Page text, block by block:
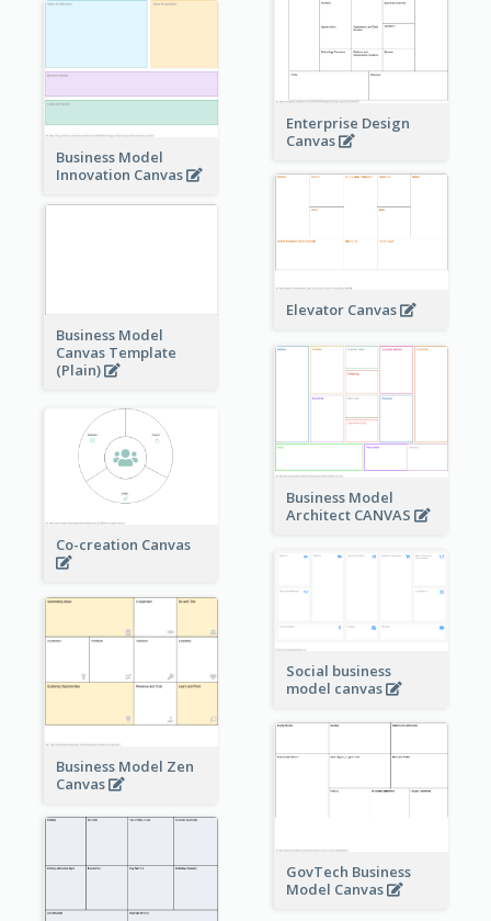
Enterprise Design
Canvas
Business Model
Innovation Canvas
Elevator Canvas
Business Model
Canvas Template
(Plain)
Business Model
Architect CANVAS
Co-creation Canvas
Social business
model canvas
Business Model Zen
Canvas
GovTech Business
Model Canvas